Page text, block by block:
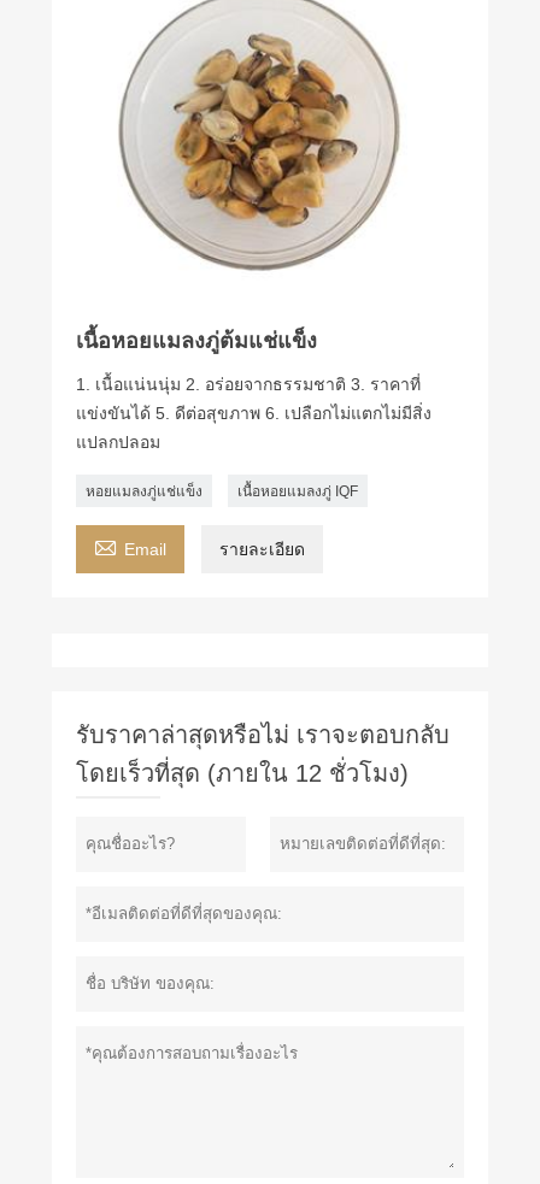
เนื้อหอยแมลงภู่ต้มแช่แข็ง
1. เนื้อแน่นนุ่ม 2. อร่อยจากธรรมชาติ 3. ราคาที่
แข่งขันได้ 5. ดีต่อสุขภาพ 6. เปลือกไม่แตกไม่มีสิ่ง
แปลกปลอม
หอยแมลงภู่แช่แข็ง เนื้อหอยแมลงภู่ IQF
 Email รายละเอียด
รับราคาล่าสุดหรือไม่ เราจะตอบกลับ
โดยเร็วที่สุด (ภายใน 12 ชั่วโมง)